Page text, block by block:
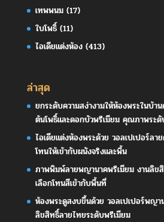
เทพพนม(17)
ใบโพธิ์(11)
ไอเดียแต่งห้อง(413)
ล่าสุด
ยกระดับความสง่างามให้ห้องพระในบ้
ต้นโพธิ์และดอกบัวพรีเมียม คุณภาพระดั
ไอเดียแต่งห้องพระด้วย วอลเปเปอร์ลา
โทนให้เข้ากับผนังจริงและพื้น
ภาพพิมพ์ลายพญานาคพรีเมียม งานลิข
เลือกโทนสีเข้ากับพื้นที่
ห้องพระดูสงบขึ้นด้วย วอลเปเปอร์พญ
ลิขสิทธิ์ลายไทยระดับพรีเมียม